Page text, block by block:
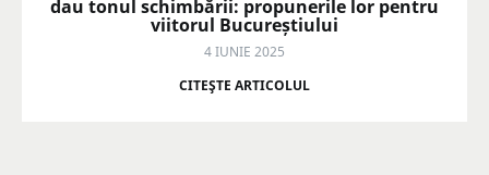
dau tonul schimbării: propunerile lor pentru
viitorul Bucureștiului
4 IUNIE 2025
CITEŞTE ARTICOLUL